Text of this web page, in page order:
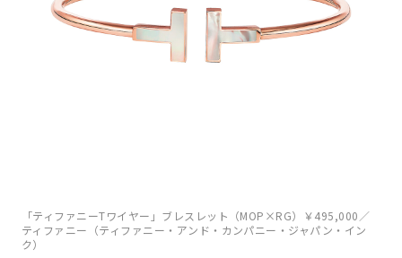
「ティファニーTワイヤー」ブレスレット（MOP×RG）￥495,000／
ティファニー（ティファニー・アンド・カンパニー・ジャパン・イン
ク）